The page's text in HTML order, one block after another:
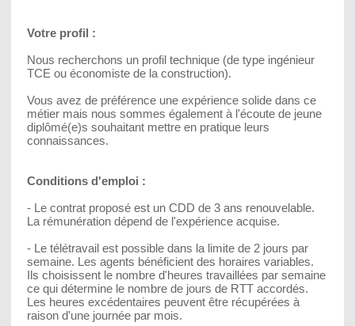
Votre profil :
Nous recherchons un profil technique (de type ingénieur
TCE ou économiste de la construction).
Vous avez de préférence une expérience solide dans ce
métier mais nous sommes également à l'écoute de jeune
diplômé(e)s souhaitant mettre en pratique leurs
connaissances.
Conditions d'emploi :
- Le contrat proposé est un CDD de 3 ans renouvelable.
La rémunération dépend de l'expérience acquise.
- Le télétravail est possible dans la limite de 2 jours par
semaine. Les agents bénéficient des horaires variables.
Ils choisissent le nombre d'heures travaillées par semaine
ce qui détermine le nombre de jours de RTT accordés.
Les heures excédentaires peuvent être récupérées à
raison d'une journée par mois.